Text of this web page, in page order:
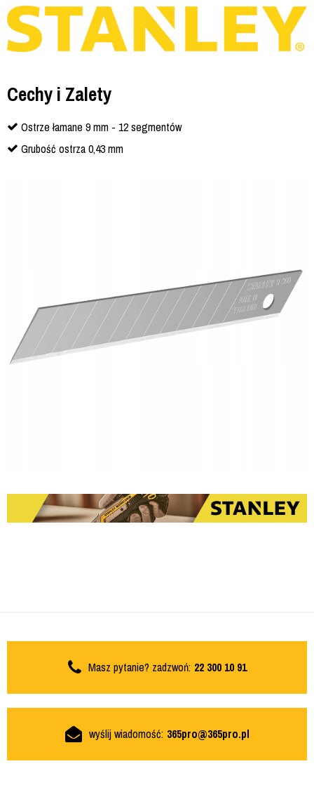
Cechy i Zalety
Ostrze łamane 9 mm - 12 segmentów
Grubość ostrza 0,43 mm
Masz pytanie? zadzwoń: 22 300 10 91
wyślij wiadomość: 365pro@365pro.pl